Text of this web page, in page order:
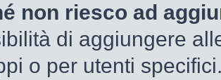
non riesco ad
di aggiungere
o per utenti